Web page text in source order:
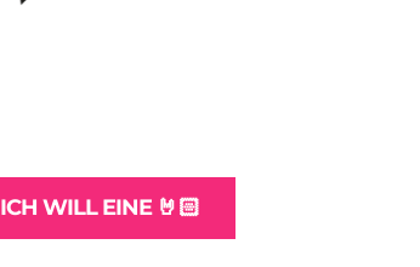
ICH WILL EINE 🤘🏻